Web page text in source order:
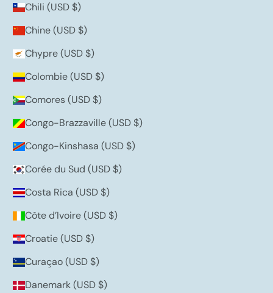
Chili (USD $)
Chine (USD $)
Chypre (USD $)
Colombie (USD $)
Comores (USD $)
Congo-Brazzaville (USD $)
Congo-Kinshasa (USD $)
Corée du Sud (USD $)
Costa Rica (USD $)
Côte d’Ivoire (USD $)
Croatie (USD $)
Curaçao (USD $)
Danemark (USD $)